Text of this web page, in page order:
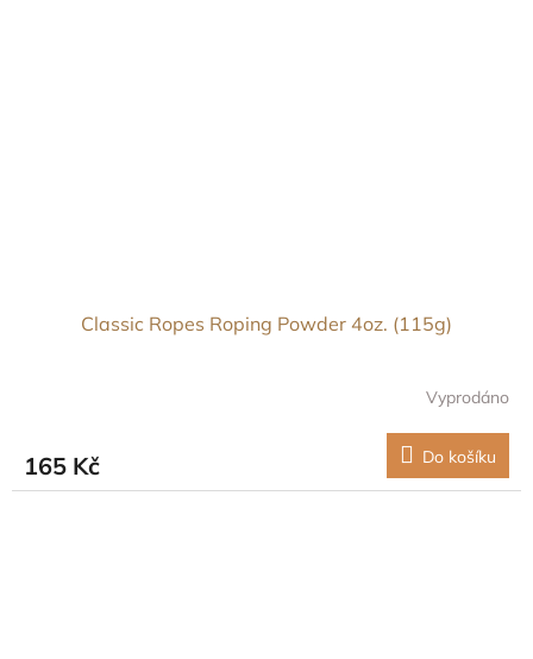
Classic Ropes Roping Powder 4oz. (115g)
Vyprodáno
165 Kč Do košíku